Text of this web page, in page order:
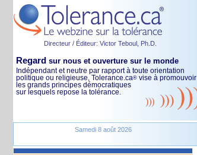
Directeur / Éditeur: Victor Teboul, Ph.D.
Regard sur nous et ouverture sur le monde
Indépendant et neutre par rapport à toute orientation
politique ou religieuse, Tolerance.ca® vise à promouvoir
les grands principes démocratiques
sur lesquels repose la tolérance.
Samedi 8 août 2026